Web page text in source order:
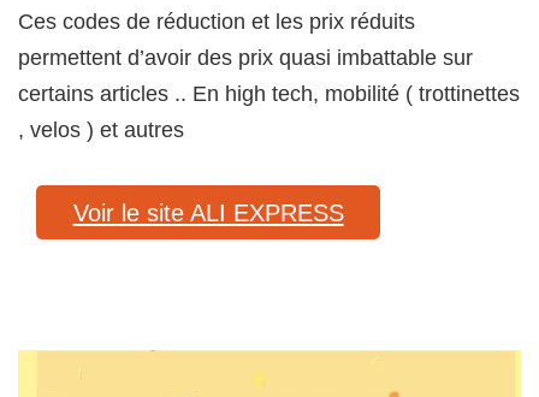
Ces codes de réduction et les prix réduits
permettent d’avoir des prix quasi imbattable sur
certains articles .. En high tech, mobilité ( trottinettes
, velos ) et autres
Voir le site ALI EXPRESS